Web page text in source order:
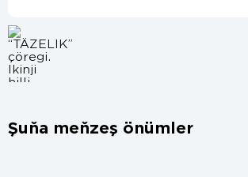
Şuňa meňzeş önümler